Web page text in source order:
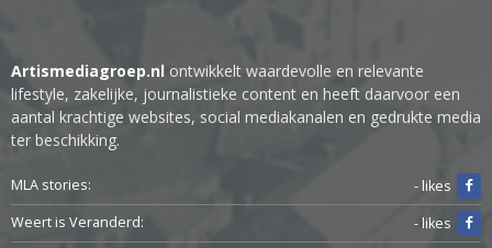
Artismediagroep.nl ontwikkelt waardevolle en relevante
lifestyle, zakelijke, journalistieke content en heeft daarvoor een
aantal krachtige websites, social mediakanalen en gedrukte media
ter beschikking.
MLA stories:
- likes
Weert is Veranderd:
- likes